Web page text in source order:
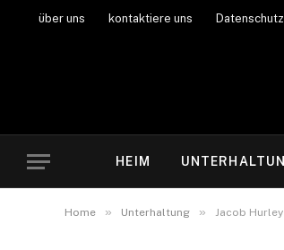
über uns kontaktiere uns
HEIM
Home » Unterhaltung » Jacob